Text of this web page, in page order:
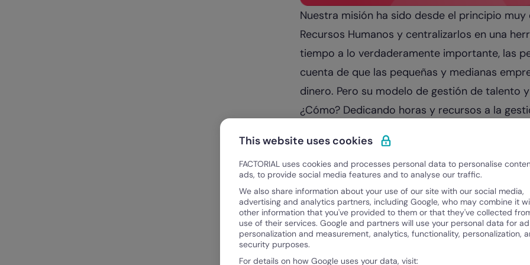
Nuestra misión ha sido desde el principio
Recursos Humanos y centralizarlos en una
tiempo a lo verdaderamente importante, las
cuenta de que las pequeñas y medianas
dinero. Pero su modelo de gestión de talento
¿Cómo? Dedicando horas y recursos a la
cálculo, papeles físicos y mails. Por lo que la
ausencias y el seguimiento del fichaje se
innecesariamente largos y burocráticos.
Con Factorial queremos cambiar esta
empresas de todas las herramientas que
laboral actual. No solo para optimizar sus
sus equipos, y contar con gran valor
This website uses cookies
FACTORIAL uses cookies and processes personal data to personalise
ads, to provide social media features and to analyse our traffic.
We also share information about your use of our site with our social media,
advertising and analytics partners, including Google, who may combine it
other information that you've provided to them or that they've collected
use of their services. Google and partners will use your personal data for ad
personalization and measurement, analytics, functionality, personalization,
security purposes.
For details on how Google uses your data, visit: